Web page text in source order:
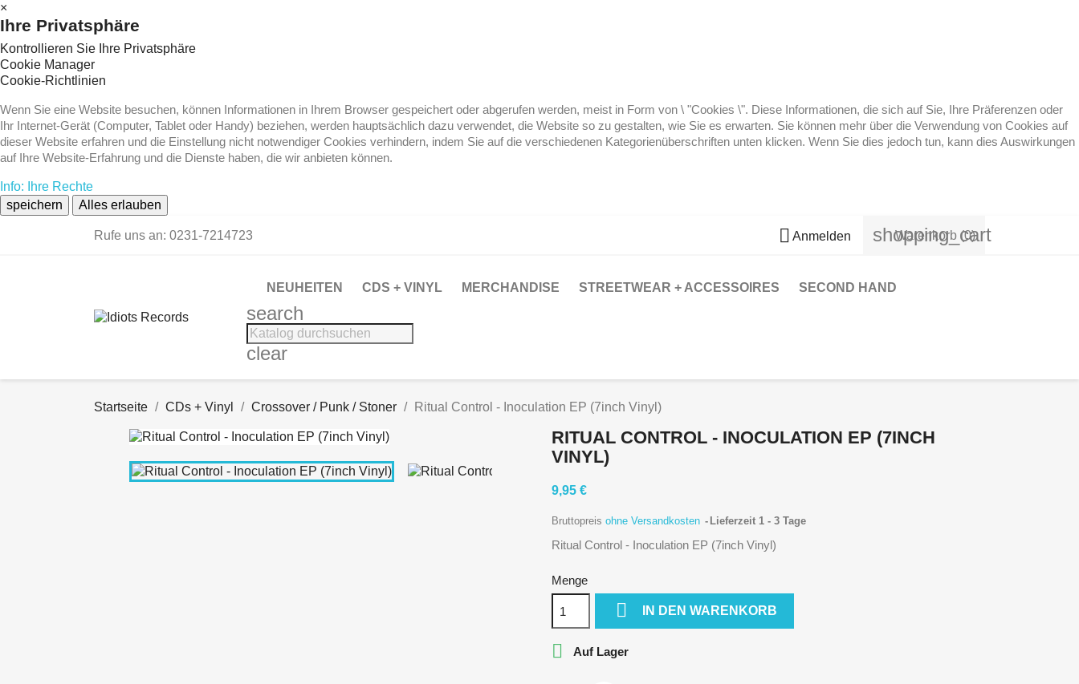
×
Ihre Privatsphäre
Kontrollieren Sie Ihre Privatsphäre
Cookie Manager
Cookie-Richtlinien
Wenn Sie eine Website besuchen, können Informationen in Ihrem Browser gespeichert oder abgerufen werden, meist in Form von \ "Cookies \". Diese Informationen, die sich auf Sie, Ihre Präferenzen oder
Ihr Internet-Gerät (Computer, Tablet oder Handy) beziehen, werden hauptsächlich dazu verwendet, die Website so zu gestalten, wie Sie es erwarten. Sie können mehr über die Verwendung von Cookies auf
dieser Website erfahren und die Einstellung nicht notwendiger Cookies verhindern, indem Sie auf die verschiedenen Kategorienüberschriften unten klicken. Wenn Sie dies jedoch tun, kann dies Auswirkungen
auf Ihre Website-Erfahrung und die Dienste haben, die wir anbieten können.
Info: Ihre Rechte
speichern
Alles erlauben
Rufe uns an: 0231-7214723  Anmelden shopping_cart
Warenkorb (0)
NEUHEITEN CDS + VINYL MERCHANDISE STREETWEAR + ACCESSOIRES SECOND HAND
search
clear
Startseite CDs + Vinyl Crossover / Punk / Stoner Ritual Control - Inoculation EP (7inch Vinyl)
RITUAL CONTROL - INOCULATION EP (7INCH
VINYL)
9,95 €
Bruttopreis ohne Versandkosten Lieferzeit 1 - 3 Tage
Ritual Control - Inoculation EP (7inch Vinyl)
Menge
 IN DEN WARENKORB
 Auf Lager